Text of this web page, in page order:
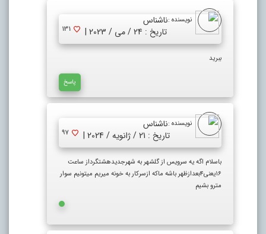
نویسنده :ناشناس
تاریخ : 24 / می / 2023 |
131
ببرید
پاسخ
نویسنده :ناشناس
تاریخ : 21 / ژانویه / 2024 |
97
باسلام اگه یه سرویس از گلشهر به شهرجدیدهشتگرداز ساعت
۱۶یعنی۴بعدازظهر باشه ماکه ازسرکار به خونه میریم میتونیم سوار
مترو بشیم